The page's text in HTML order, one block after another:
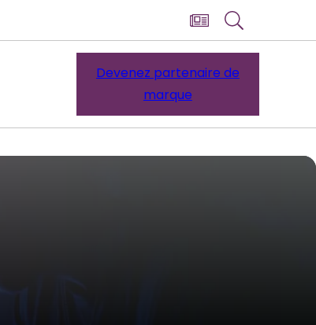
Devenez partenaire de
marque